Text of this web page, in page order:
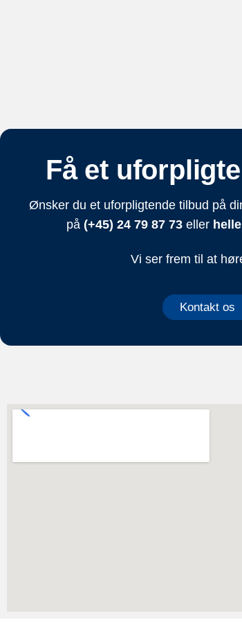
Få et
Ønsker du et uforpligtende tilbud på
på (+45) 24 79 87 73 eller
Vi ser frem til at
Kontakt os